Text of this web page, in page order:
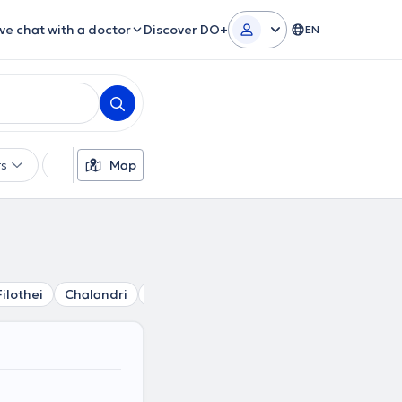
chat with a doctor Discover DO+ EN
LanguagesMap
Chalandri